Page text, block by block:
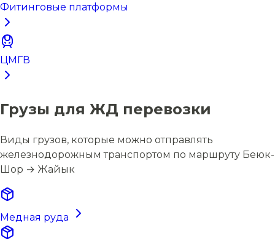
Фитинговые платформы
ЦМГВ
Грузы для ЖД перевозки
Виды грузов, которые можно отправлять
железнодорожным транспортом по маршруту Беюк-
Шор → Жайык
Медная руда